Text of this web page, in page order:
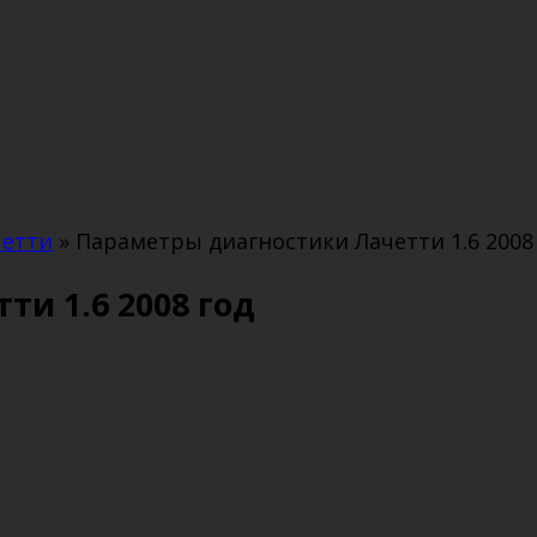
» Параметры диагностики Лачетти 1.6 2008
1.6 2008 год